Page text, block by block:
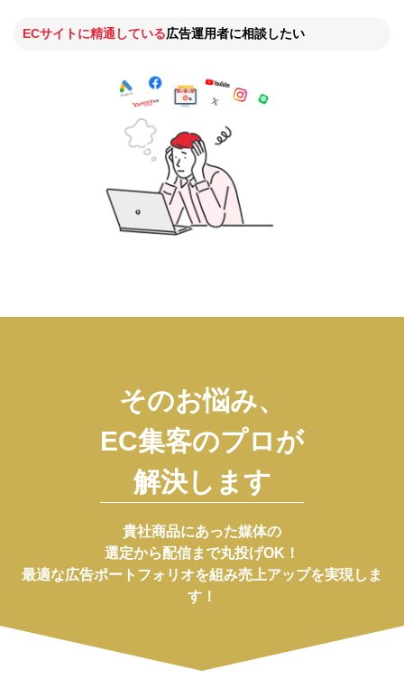
ECサイトに精通している広告運用者に相談したい
そのお悩み、
EC集客のプロが
解決します
貴社商品にあった媒体の
選定から配信まで丸投げOK！
最適な広告ポートフォリオを組み売上アップを実現しま
す！